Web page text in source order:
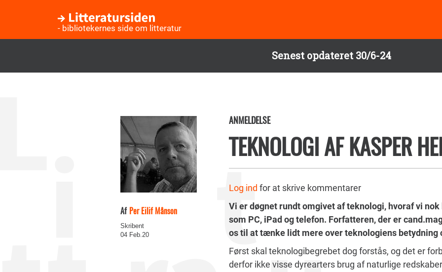
Senest opdateret 30/6-24
- bibliotekernes side om litteratur
Af Per Eilif Månson
Skribent
04 Feb.20
ANMELDELSE
TEKNOLOGI AF KASPER
Log ind for at skrive kommentarer
Vi er døgnet rundt omgivet af teknologi, hvoraf vi
som PC, iPad og telefon. Forfatteren, der er
os til at tænke lidt mere over teknologiens betydning
Først skal teknologibegrebet dog forstås, og det er
derfor ikke visse dyrearters brug af naturlige